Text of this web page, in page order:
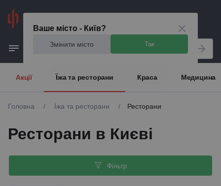
Ваше місто - Київ?
Змінити місто Так
Акції Їжа та ресторани Краса Медицина
Головна / Їжа та ресторани / Ресторани
Ресторани в Києві
Фільтр